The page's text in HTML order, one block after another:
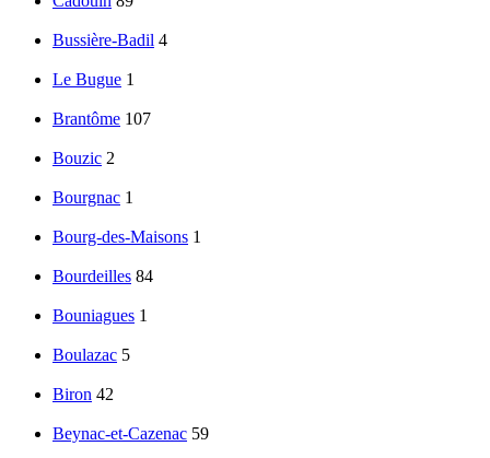
Bussière-Badil 4
Le Bugue 1
Brantôme 107
Bouzic 2
Bourgnac 1
Bourg-des-Maisons 1
Bourdeilles 84
Bouniagues 1
Boulazac 5
Biron 42
Beynac-et-Cazenac 59